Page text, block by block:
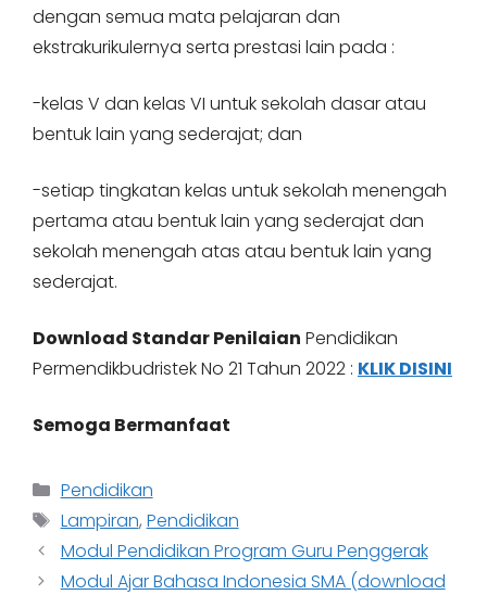
dengan semua mata pelajaran dan
ekstrakurikulernya serta prestasi lain pada :
-kelas V dan kelas VI untuk sekolah dasar atau
bentuk lain yang sederajat; dan
-setiap tingkatan kelas untuk sekolah menengah
pertama atau bentuk lain yang sederajat dan
sekolah menengah atas atau bentuk lain yang
sederajat.
Download Standar Penilaian Pendidikan
Permendikbudristek No 21 Tahun 2022 : KLIK DISINI
Semoga Bermanfaat
Categories
Pendidikan
Tags
Lampiran, Pendidikan
Modul Pendidikan Program Guru Penggerak
Modul Ajar Bahasa Indonesia SMA (download